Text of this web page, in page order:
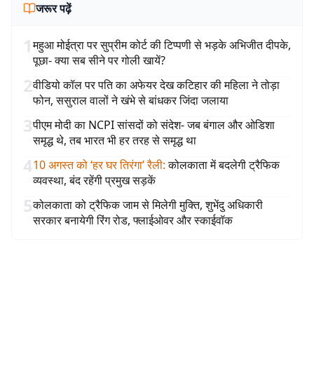
जरूर पढ़ें
1महुआ मोईत्रा पर सुप्रीम कोर्ट की टिप्पणी से भड़के अभिजीत दीपके,
पूछा- क्या सब सीने पर गोली खायें?
2वीडियो कॉल पर पति का अफेयर देख कटिहार की महिला ने तोड़ा
फोन, ससुराल वालों ने खंभे से बांधकर जिंदा जलाया
3पीएम मोदी का NCPI सांसदों को संदेश- जब बंगाल और ओडिशा
समृद्ध थे, तब भारत भी हर तरह से समृद्ध था
410 अगस्त को ‘हर घर तिरंगा’ रैली: कोलकाता में बदलेगी ट्रैफिक
व्यवस्था, बंद रहेंगी प्रमुख सड़कें
5कोलकाता को ट्रैफिक जाम से मिलेगी मुक्ति, शुभेंदु अधिकारी
सरकार बनायेगी रिंग रोड, फ्लाईओवर और स्काईवॉक